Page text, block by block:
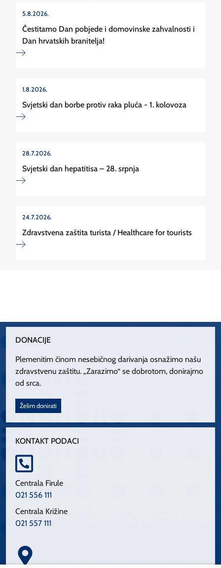
5.8.2026.
Čestitamo Dan pobjede i domovinske zahvalnosti i
Dan hrvatskih branitelja!
1.8.2026.
Svjetski dan borbe protiv raka pluća - 1. kolovoza
28.7.2026.
Svjetski dan hepatitisa – 28. srpnja
24.7.2026.
Zdravstvena zaštita turista / Healthcare for tourists
DONACIJE
Plemenitim činom nesebičnog darivanja osnažimo našu
zdravstvenu zaštitu. „Zarazimo“ se dobrotom, donirajmo
od srca.
Želim donirati
KONTAKT PODACI
Centrala Firule
021 556 111
Centrala Križine
021 557 111